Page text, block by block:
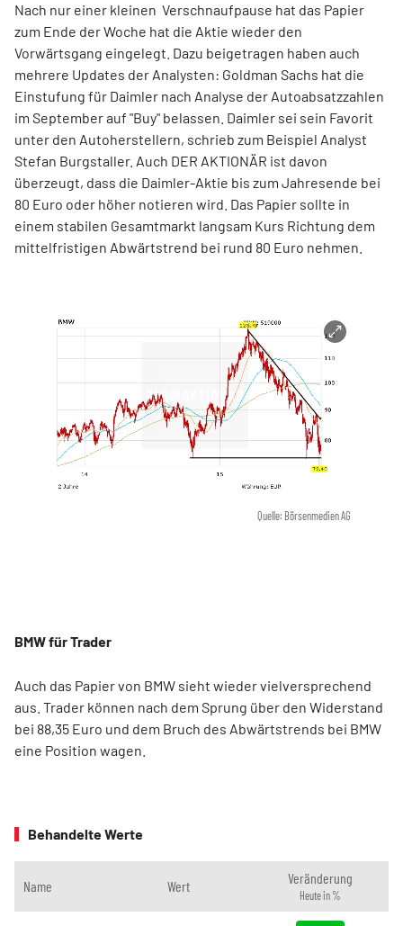
Nach nur einer kleinen Verschnaufpause hat das Papier
zum Ende der Woche hat die Aktie wieder den
Vorwärtsgang eingelegt. Dazu beigetragen haben auch
mehrere Updates der Analysten: Goldman Sachs hat die
Einstufung für Daimler nach Analyse der Autoabsatzzahlen
im September auf "Buy" belassen. Daimler sei sein Favorit
unter den Autoherstellern, schrieb zum Beispiel Analyst
Stefan Burgstaller. Auch DER AKTIONÄR ist davon
überzeugt, dass die Daimler-Aktie bis zum Jahresende bei
80 Euro oder höher notieren wird. Das Papier sollte in
einem stabilen Gesamtmarkt langsam Kurs Richtung dem
mittelfristigen Abwärtstrend bei rund 80 Euro nehmen.
Quelle: Börsenmedien AG
BMW für Trader
Auch das Papier von BMW sieht wieder vielversprechend
aus. Trader können nach dem Sprung über den Widerstand
bei 88,35 Euro und dem Bruch des Abwärtstrends bei BMW
eine Position wagen.
Behandelte Werte
Name Wert Veränderung
Heute in %